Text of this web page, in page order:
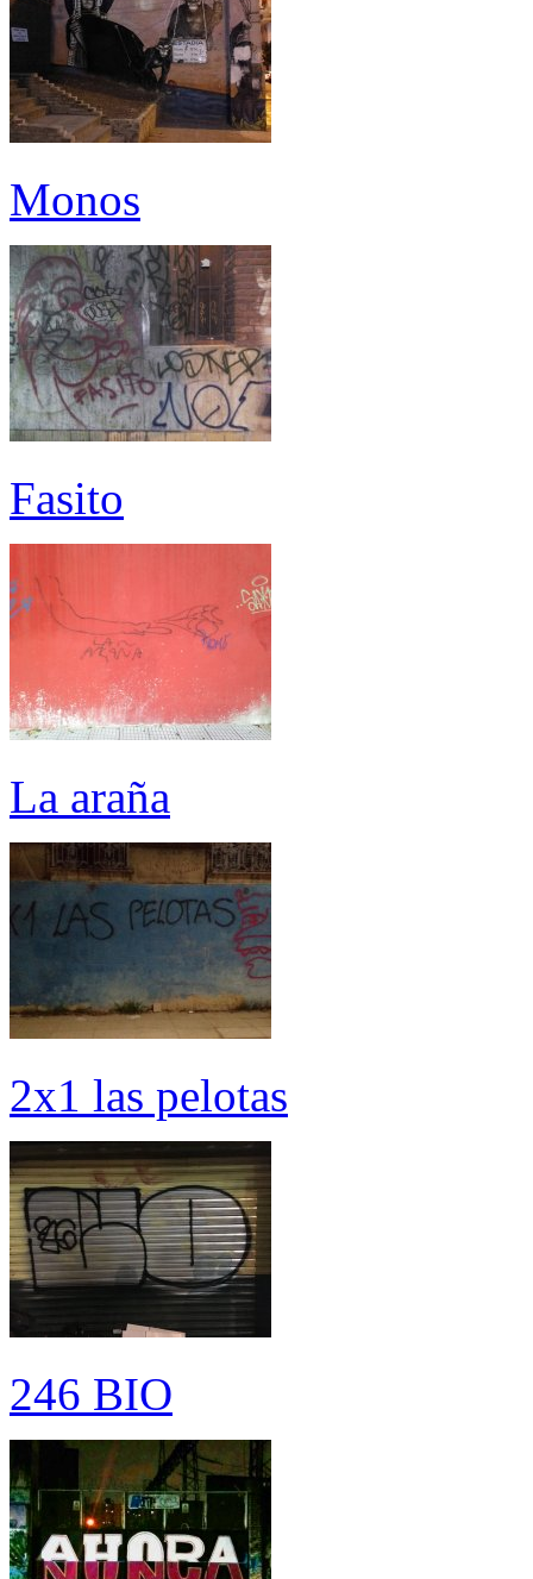
Monos
Fasito
La araña
2x1 las pelotas
246 BIO